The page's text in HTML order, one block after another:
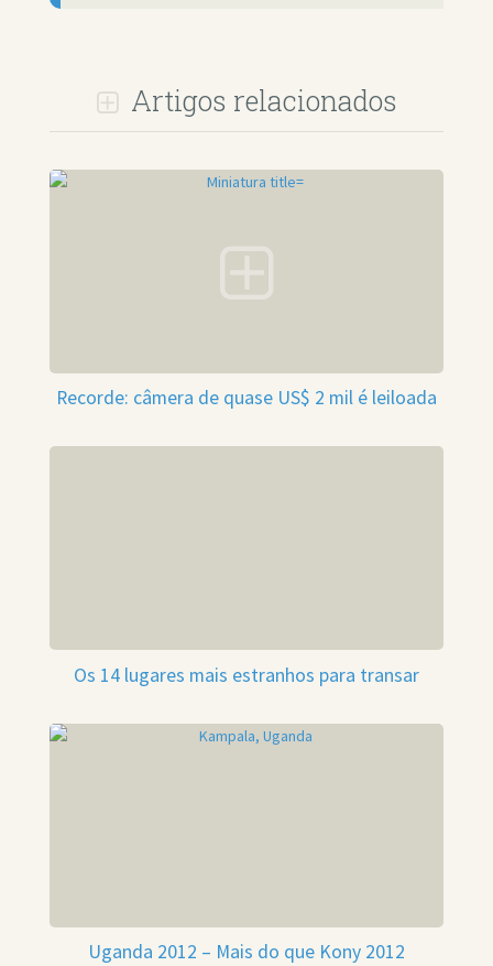
Artigos relacionados
Recorde: câmera de quase US$ 2 mil é leiloada
Os 14 lugares mais estranhos para transar
Uganda 2012 – Mais do que Kony 2012